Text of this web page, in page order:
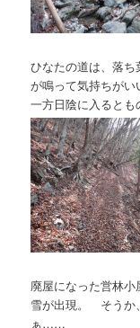
ひなたの道は、落
が鳴って気持ちが
一方日陰に入ると
廃屋になった営林
雪が出現。 そうか
ぁ……